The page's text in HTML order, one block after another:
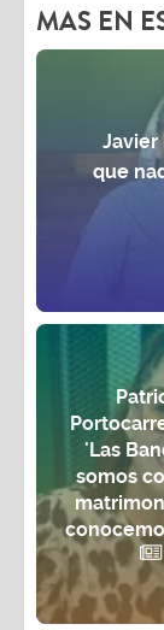
MAS EN
Javier
que
'Las
somos